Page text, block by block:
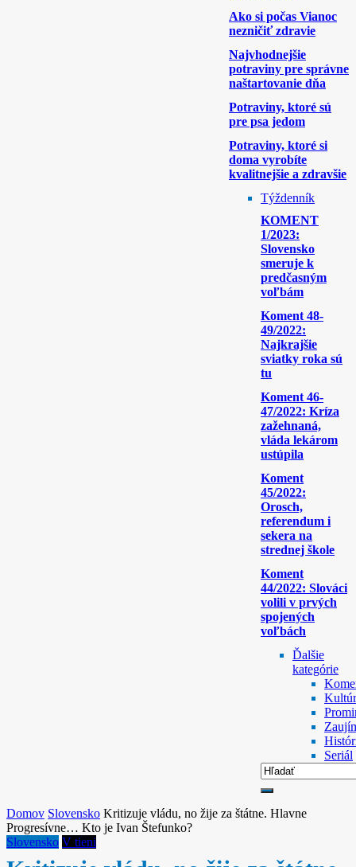
Ako si počas Vianoc
nezničiť zdravie
Najvhodnejšie
potraviny pre správne
naštartovanie dňa
Potraviny, ktoré sú
pre psa jedom
Potraviny, ktoré si
doma vyrobíte
kvalitnejšie a zdravšie
Týždenník
KOMENT
1/2023:
Slovensko
smeruje k
predčasným
voľbám
Koment 48-
49/2022:
Najkrajšie
sviatky roka sú
tu
Koment 46-
47/2022: Kríza
zažehnaná,
vláda lekárom
ustúpila
Koment
45/2022:
Orosch,
referendum i
sekera na
strednej škole
Koment
44/2022: Slováci
volili v prvých
spojených
voľbách
Ďalšie
kategórie
Seriál
Domov Slovensko Kritizuje vládu, no žije za štátne. Hlavne
Progresívne… Kto je Ivan Štefunko?
Slovensko V tieni